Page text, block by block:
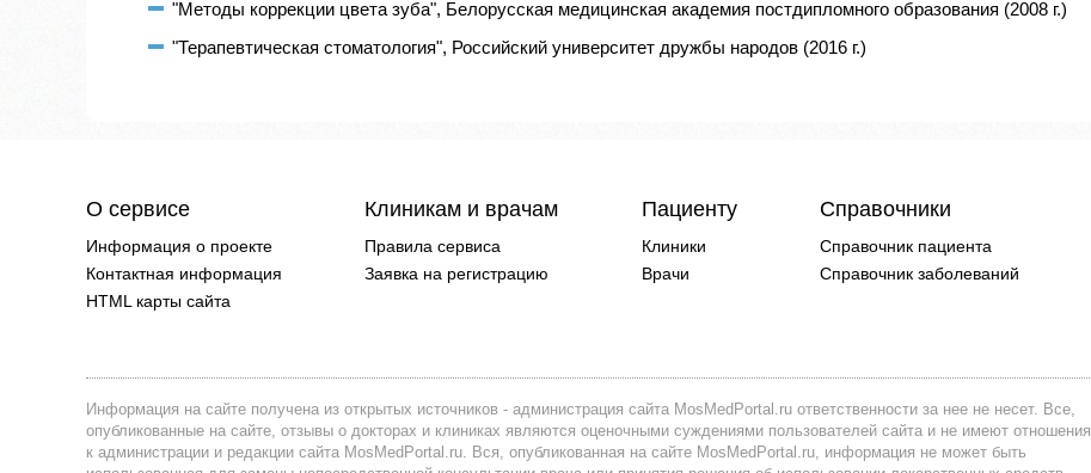
"Методы коррекции цвета зуба", Белорусская медицинская академия постдипломного образования (2008 г.)
"Терапевтическая стоматология", Российский университет дружбы народов (2016 г.)
О сервисе
Информация о проекте
Контактная информация
HTML карты сайта
Клиникам и врачам
Правила сервиса
Заявка на регистрацию
Пациенту
Клиники
Врачи
Справочники
Справочник пациента
Справочник заболеваний
Информация на сайте получена из открытых источников - администрация сайта MosMedPortal.ru ответственности за нее не несет. Все,
опубликованные на сайте, отзывы о докторах и клиниках являются оценочными суждениями пользователей сайта и не имеют отношения
к администрации и редакции сайта MosMedPortal.ru. Вся, опубликованная на сайте MosMedPortal.ru, информация не может быть